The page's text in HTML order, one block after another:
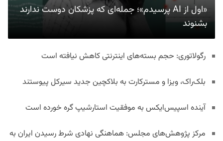
«اول از AI پرسیدم»؛ جمله‌ای که پزشکان دوست ندارند
بشنوند
رگولاتوری: حجم بسته‌های اینترنتی کاهش نیافته است
بلک‌راک، ویزا و مسترکارت به بلاکچین جدید سیرکل پیوستند
آینده اسپیس‌ایکس به موفقیت استارشیپ گره خورده است
مرکز پژوهش‌های مجلس: هماهنگی نهادی شرط رسیدن ایران به